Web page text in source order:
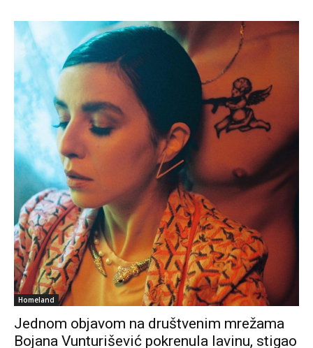
Homeland
Jednom objavom na društvenim mrežama
Bojana Vunturišević pokrenula lavinu, stigao